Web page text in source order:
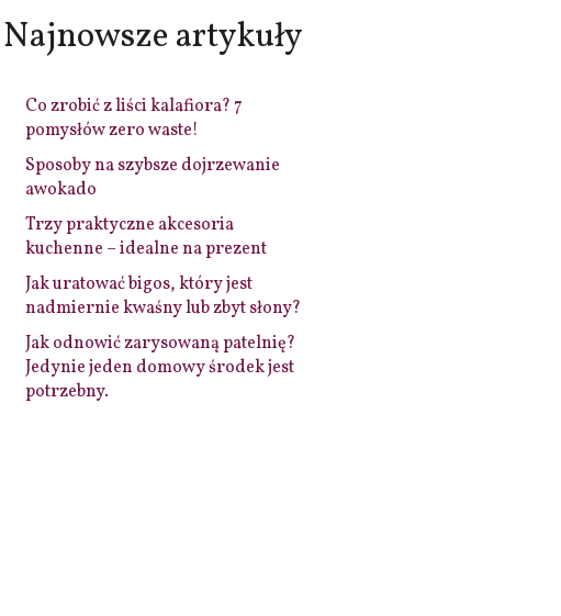
Najnowsze artykuły
Co zrobić z liści kalafiora? 7
pomysłów zero waste!
Sposoby na szybsze dojrzewanie
awokado
Trzy praktyczne akcesoria
kuchenne – idealne na prezent
Jak uratować bigos, który jest
nadmiernie kwaśny lub zbyt słony?
Jak odnowić zarysowaną patelnię?
Jedynie jeden domowy środek jest
potrzebny.